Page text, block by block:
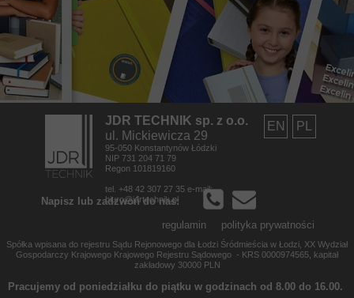
regulamin polityka prywatności
Napisz lub zadzwoń do nas:
EN PL
Spółka wpisana do rejestru Sądu Rejonowego dla Łodzi Śródmieścia w Łodzi, XX Wydział
Gospodarczy Krajowego Krajowego Rejestru Sądowego - KRS 0000974565, kapitał
zakładowy 30000 PLN
Pracujemy od poniedziałku do piątku w godzinach od 8.00 do 16.00.
JDR TECHNIK sp. z o.o.
ul. Mickiewicza 29
95-050 Konstantynów Łódzki
NIP 731 204 71 79
Regon 101819160
tel. +48 42 307 27 35 e-mail:
biuro@jdrtechnik.pl